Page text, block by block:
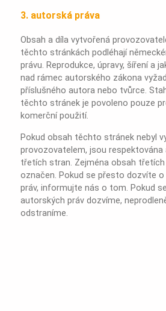
3. autorská práva
Obsah a díla vytvořená
těchto stránkách podléhají
právu. Reprodukce, úpravy, šíření a
nad rámec autorského zákona
příslušného autora nebo tvůrce.
těchto stránek je povoleno pouze
komerční použití.
Pokud obsah těchto stránek nebyl
provozovatelem, jsou respektována
třetích stran. Zejména obsah
označen. Pokud se přesto dozvíte
práv, informujte nás o tom. Pokud
autorských práv dozvíme,
odstraníme.